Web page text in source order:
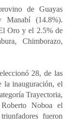
de Guayas
Manabí (14.8%).
Oro y el 2.5% de
Chimborazo,
28, de las
la inauguración, el
Trayectoria,
Noboa el
fueron